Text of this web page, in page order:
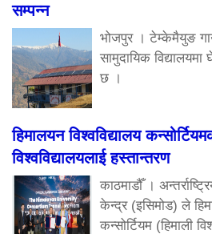
सम्पन्न
भोजपुर । टेम्केमैयुङ
सामुदायिक विद्यालयमा
छ ।
हिमालयन विश्वविद्यालय
विश्वविद्यालयलाई हस्तान्तरण
काठमाडौँ ।
केन्द्र (इसिमोड) ले
कन्सोर्टियम (हिमाली